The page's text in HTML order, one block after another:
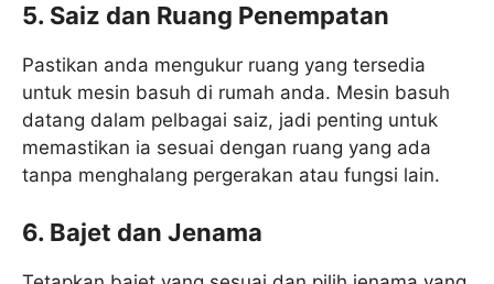
5. Saiz dan Ruang Penempatan
Pastikan anda mengukur ruang yang tersedia
untuk mesin basuh di rumah anda. Mesin basuh
datang dalam pelbagai saiz, jadi penting untuk
memastikan ia sesuai dengan ruang yang ada
tanpa menghalang pergerakan atau fungsi lain.
6. Bajet dan Jenama